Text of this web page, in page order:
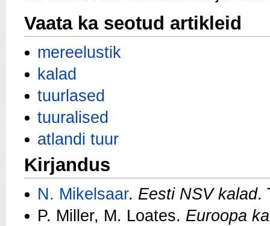
Vaata ka seotud artikleid
mereelustik
kalad
tuurlased
tuuralised
atlandi tuur
Kirjandus
N. Mikelsaar. Eesti NSV kalad.
P. Miller, M. Loates. Euroopa